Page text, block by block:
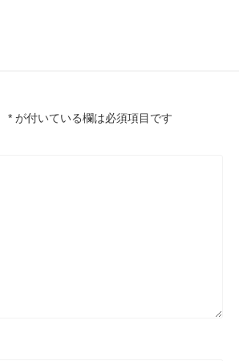
* が付いている欄は必須項目です